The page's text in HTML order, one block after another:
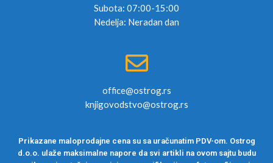
Subota: 07:00-15:00
Nedelja: Neradan dan
office@ostrog.rs
knjigovodstvo@ostrog.rs
Prikazane maloprodajne cena su sa uračunatim PDV-om. Ostrog
d.o.o. ulaže maksimalne napore da svi artikli na ovom sajtu budu